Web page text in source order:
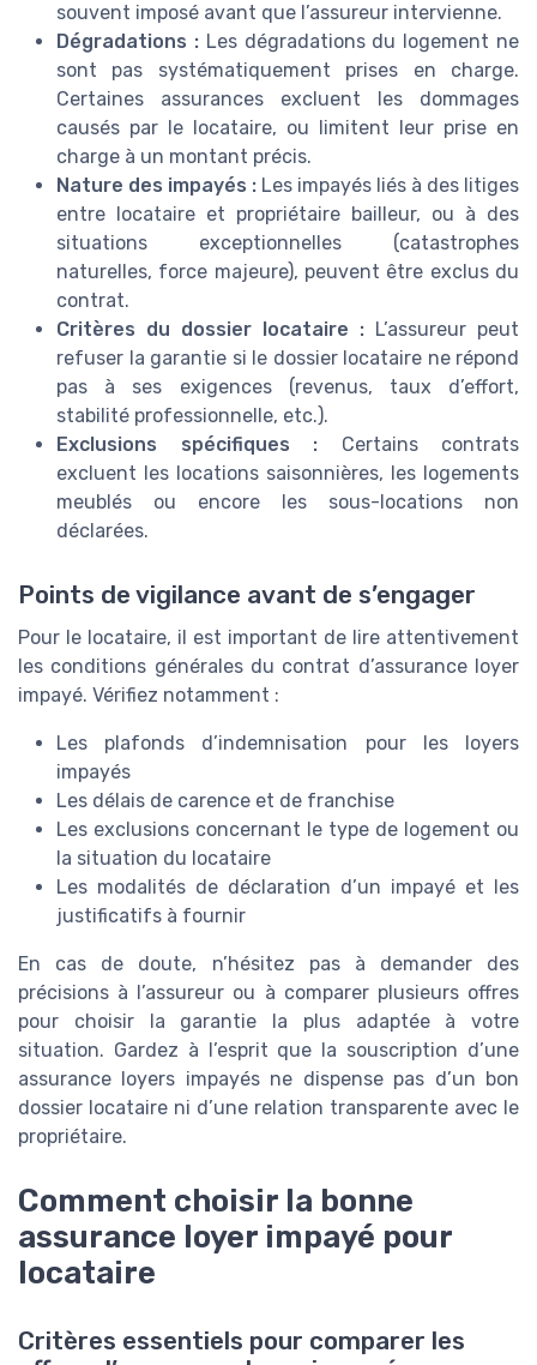
souvent imposé avant que l’assureur intervienne.
Dégradations :Les dégradations du logement ne
sont pas systématiquement prises en charge.
Certaines assurances excluent les dommages
causés par le locataire, ou limitent leur prise en
charge à un montant précis.
Nature des impayés : Les impayés liés à des litiges
entre locataire et propriétaire bailleur, ou à des
situations exceptionnelles (catastrophes
naturelles, force majeure), peuvent être exclus du
contrat.
Critères du dossier locataire : L’assureur peut
refuser la garantie si le dossier locataire ne répond
pas à ses exigences (revenus, taux d’effort,
stabilité professionnelle, etc.).
Exclusions spécifiques : Certains contrats
excluent les locations saisonnières, les logements
meublés ou encore les sous-locations non
déclarées.
Points de vigilance avant de s’engager
Pour le locataire, il est important de lire attentivement
les conditions générales du contrat d’assurance loyer
impayé. Vérifiez notamment :
Les plafonds d’indemnisation pour les loyers
impayés
Les délais de carence et de franchise
Les exclusions concernant le type de logement ou
la situation du locataire
Les modalités de déclaration d’un impayé et les
justificatifs à fournir
En cas de doute, n’hésitez pas à demander des
précisions à l’assureur ou à comparer plusieurs offres
pour choisir la garantie la plus adaptée à votre
situation. Gardez à l’esprit que la souscription d’une
assurance loyers impayés ne dispense pas d’un bon
dossier locataire ni d’une relation transparente avec le
propriétaire.
Comment choisir la bonne
assurance loyer impayé pour
locataire
Critères essentiels pour comparer les